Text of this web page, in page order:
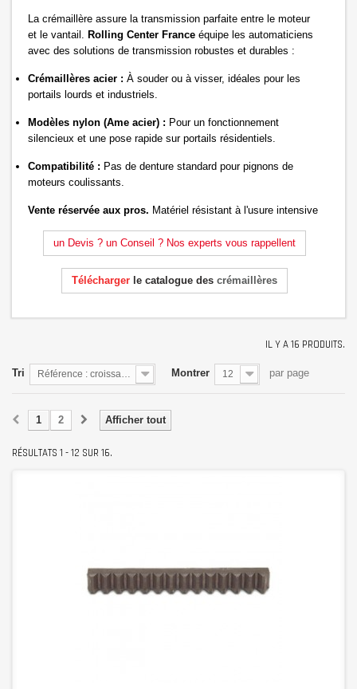
La crémaillère assure la transmission parfaite entre le moteur
et le vantail. Rolling Center France équipe les automaticiens
avec des solutions de transmission robustes et durables :
Crémaillères acier : À souder ou à visser, idéales pour les
portails lourds et industriels.
Modèles nylon (Ame acier) : Pour un fonctionnement
silencieux et une pose rapide sur portails résidentiels.
Compatibilité : Pas de denture standard pour pignons de
moteurs coulissants.
Vente réservée aux pros. Matériel résistant à l'usure intensive
un Devis ? un Conseil ? Nos experts vous rappellent
Télécharger le catalogue des crémaillères
IL Y A 16 PRODUITS.
Tri Montrer 12 par page
Afficher tout
1 2
RÉSULTATS 1 - 12 SUR 16.